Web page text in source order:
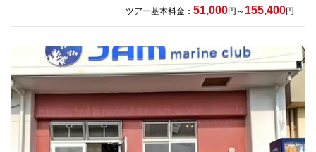
ツアー基本料金： 51,000円～ 155,400円